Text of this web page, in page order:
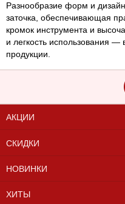
Разнообразие форм и
заточка, обеспечивающая
кромок инструмента и
и легкость использования
продукции.
АКЦИИ
СКИДКИ
НОВИНКИ
ХИТЫ